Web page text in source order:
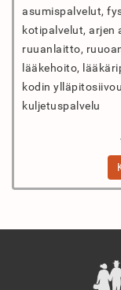
asumispalvelut,
kotipalvelut, arjen
ruuanlaitto,
lääkehoito,
kodin
kuljetuspalvelu